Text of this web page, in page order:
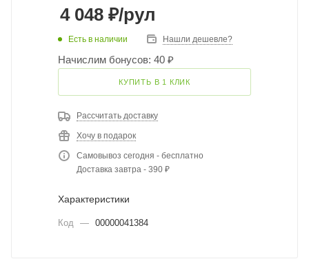
4 048 ₽/рул
Есть в наличии Нашли дешевле?
Начислим бонусов: 40 ₽
КУПИТЬ В 1 КЛИК
Рассчитать доставку
Хочу в подарок
Самовывоз сегодня - бесплатно
Доставка завтра - 390 ₽
Характеристики
Код — 00000041384